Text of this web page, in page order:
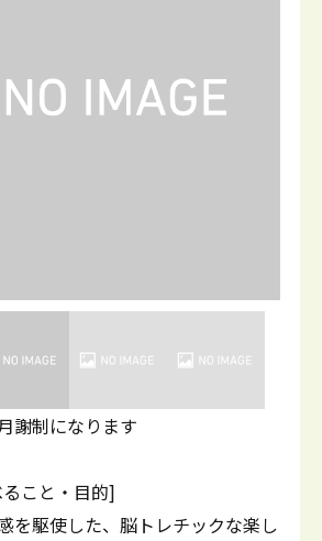
謝制になります
こと・目的]
を駆使した、脳トレチックな楽し